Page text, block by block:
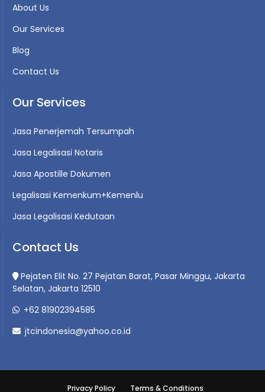
About Us
Our Services
Blog
Contact Us
Our Services
Jasa Penerjemah Tersumpah
Jasa Legalisasi Notaris
Jasa Apostille Dokumen
Legalisasi Kemenkum+Kemenlu
Jasa Legalisasi Kedutaan
Contact Us
Pejaten Elit No. 27 Pejatan Barat, Pasar Minggu, Jakarta
Selatan, Jakarta 12510
+62 81902394585
jtcindonesia@yahoo.co.id
Privacy Policy Terms & Conditions